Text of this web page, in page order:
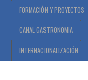
FORMACIÓN Y PROYECTOS
CANAL GASTRONOMIA
INTERNACIONALIZACIÓN